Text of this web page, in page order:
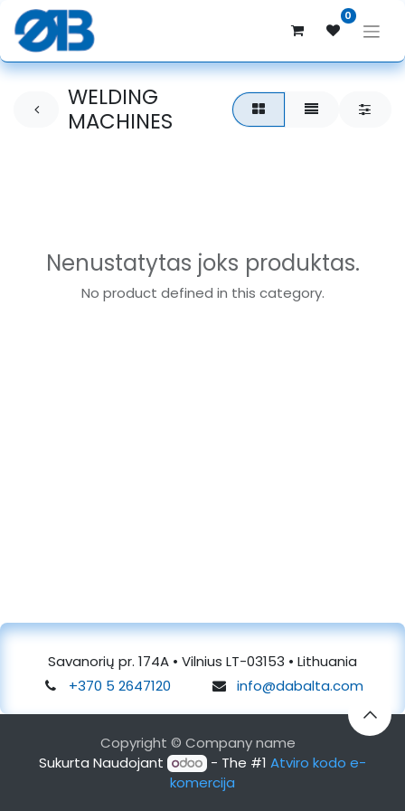
0
WELDING
MACHINES
Nenustatytas joks produktas.
No product defined in this category.
Savanorių pr. 174A • Vilnius LT-03153 • Lithuania
+370 5 2647120
info@dabalta.com
Copyright © Company name
Sukurta Naudojant
- The #1 Atviro kodo e-
komercija